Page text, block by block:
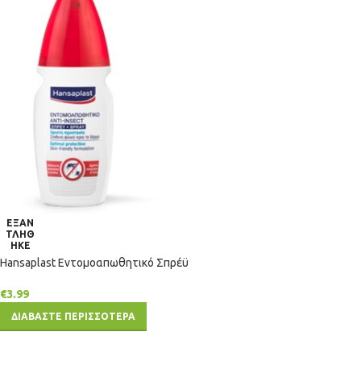
ΕΞΑΝ
ΤΛΗΘ
ΗΚΕ
Hansaplast Εντομοαπωθητικό Σπρέϋ
€3.99
ΔΙΑΒΑΣΤΕ ΠΕΡΙΣΣΟΤΕΡΑ